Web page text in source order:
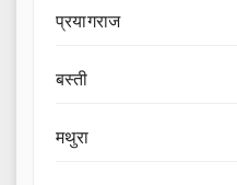
प्रयागराज
बस्ती
मथुरा